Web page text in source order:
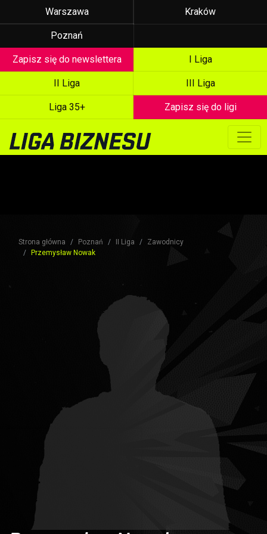
Warszawa Kraków
Poznań
Zapisz się do newslettera I Liga
II Liga III Liga
Liga 35+ Zapisz się do ligi
Strona główna Poznań II Liga
Zawodnicy
Przemysław Nowak